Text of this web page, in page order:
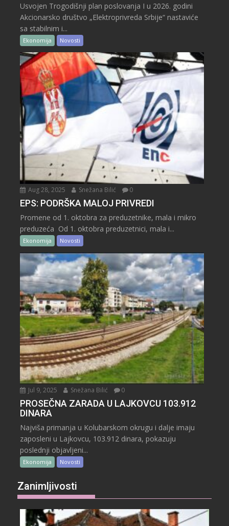
Usvojen Trogodišnji plan poslovanja I u 2026. godini
Akcionarsko društvo „Elektroprivreda Srbije“ nastaviće
sa stabilnim i...
Ekonomija Novosti
Aug 28, 2025 Snežana Bilić 0
EPS: PODRŠKA MALOJ PRIVREDI
Promene od 1. oktobra za preduzetnike, mala i mikro
preduzeća Od 1. oktobra preduzetnici, mala i...
Ekonomija Novosti
Jul 9, 2025 Snežana Bilić 0
PROSEČNA ZARADA U LAJKOVCU 103.912
DINARA
Najviša primanja u Kolubarskom okrugu i dalje imaju
zaposleni u Lajkovcu, 103.912 dinara, pokazuju
poslednji objavljeni...
Ekonomija Novosti
Zanimljivosti